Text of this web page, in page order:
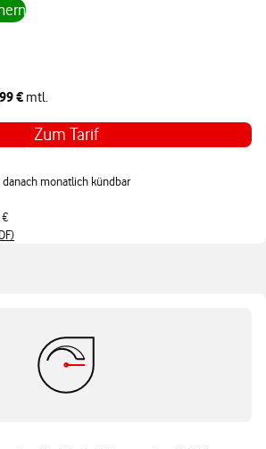
€ mtl.
Zum Tarif
monatlich kündbar
€